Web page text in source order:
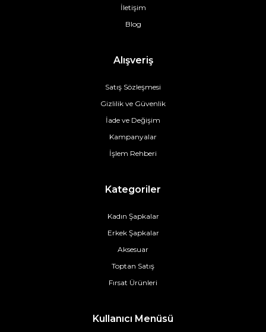
İletişim
Blog
Alışveriş
Satış Sözleşmesi
Gizlilik ve Güvenlik
İade ve Değişim
Kampanyalar
İşlem Rehberi
Kategoriler
Kadın Şapkalar
Erkek Şapkalar
Aksesuar
Toptan Satış
Fırsat Ürünleri
Kullanıcı Menüsü